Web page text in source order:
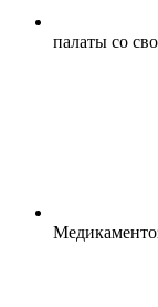
палаты со